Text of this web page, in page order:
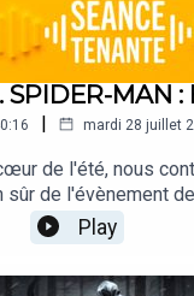
SPIDER-MAN
| mardi 28 juillet
de l'été, nous
sûr de l'évènement
: Josselin Bordat.
Play